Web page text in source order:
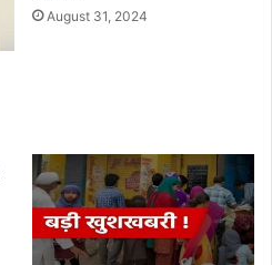
August 31, 2024